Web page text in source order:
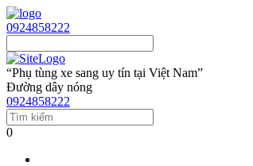
0924858222
“Phụ tùng xe sang uy tín tại Việt Nam”
Đường dây nóng
0924858222
0